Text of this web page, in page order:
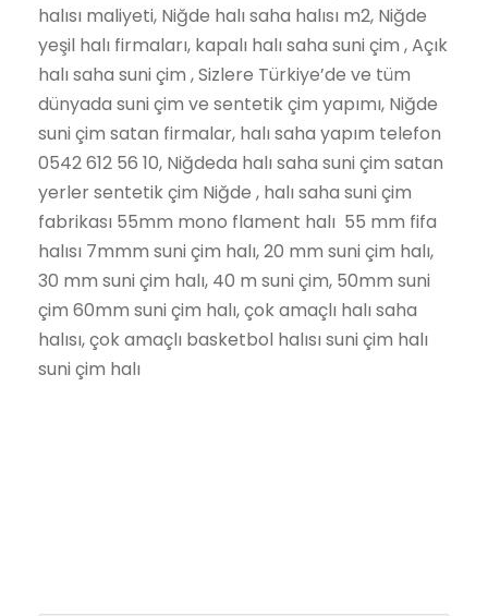
halısı maliyeti, Niğde halı saha halısı m2, Niğde
yeşil halı firmaları, kapalı halı saha suni çim , Açık
halı saha suni çim , Sizlere Türkiye’de ve tüm
dünyada suni çim ve sentetik çim yapımı, Niğde
suni çim satan firmalar, halı saha yapım telefon
0542 612 56 10, Niğdeda halı saha suni çim satan
yerler sentetik çim Niğde , halı saha suni çim
fabrikası 55mm mono flament halı 55 mm fifa
halısı 7mmm suni çim halı, 20 mm suni çim halı,
30 mm suni çim halı, 40 m suni çim, 50mm suni
çim 60mm suni çim halı, çok amaçlı halı saha
halısı, çok amaçlı basketbol halısı suni çim halı
suni çim halı